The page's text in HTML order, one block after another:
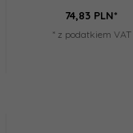
74,83 PLN*
* z podatkiem VAT